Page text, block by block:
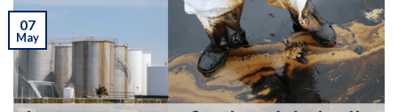
07
May